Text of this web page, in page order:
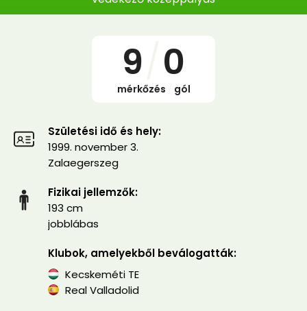
9 0
mérkőzés gól
Születési idő és hely:
1999. november 3.
Zalaegerszeg
Fizikai jellemzők:
193 cm
jobblábas
Klubok, amelyekből beválogatták:
Kecskeméti TE
Real Valladolid